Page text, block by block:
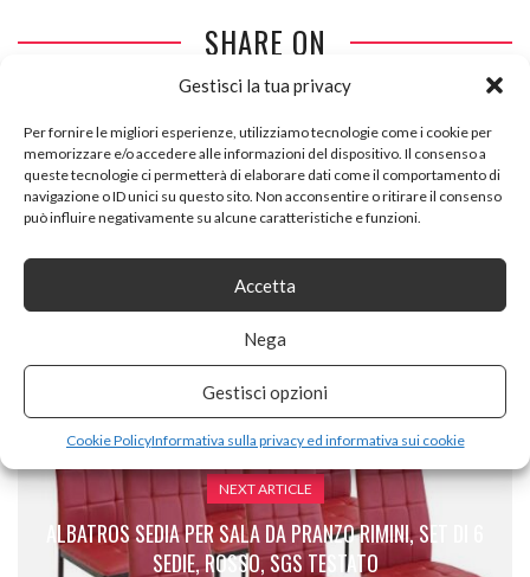
Gestisci la tua privacy
Per fornire le migliori esperienze, utilizziamo tecnologie come i cookie per
memorizzare e/o accedere alle informazioni del dispositivo. Il consenso a
queste tecnologie ci permetterà di elaborare dati come il comportamento di
navigazione o ID unici su questo sito. Non acconsentire o ritirare il consenso
può influire negativamente su alcune caratteristiche e funzioni.
Accetta
Nega
Gestisci opzioni
Cookie PolicyInformativa sulla privacy ed informativa sui cookie
SHARE ON
SELSEY LAVELLO – MOBILE TV CON ARMADIETTI/PORTA
TV CON ILLUMINAZIONE LED/BIANCO CON FRONTALI GRIGI
LUCIDI / 140 CM
NEXT ARTICLE
ALBATROS SEDIA PER SALA DA PRANZO RIMINI, SET DI 6
SEDIE, ROSSO, SGS TESTATO